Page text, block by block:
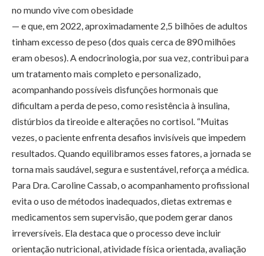
no mundo vive com obesidade
— e que, em 2022, aproximadamente 2,5 bilhões de adultos
tinham excesso de peso (dos quais cerca de 890 milhões
eram obesos). A endocrinologia, por sua vez, contribui para
um tratamento mais completo e personalizado,
acompanhando possíveis disfunções hormonais que
dificultam a perda de peso, como resistência à insulina,
distúrbios da tireoide e alterações no cortisol. “Muitas
vezes, o paciente enfrenta desafios invisíveis que impedem
resultados. Quando equilibramos esses fatores, a jornada se
torna mais saudável, segura e sustentável, reforça a médica.
Para Dra. Caroline Cassab, o acompanhamento profissional
evita o uso de métodos inadequados, dietas extremas e
medicamentos sem supervisão, que podem gerar danos
irreversíveis. Ela destaca que o processo deve incluir
orientação nutricional, atividade física orientada, avaliação